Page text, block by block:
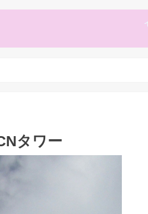
タワー